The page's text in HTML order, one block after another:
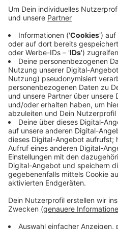
Er befindet sich in einem
selbst hatte Menschen
Hilfe. Die Menschen riefen
Krankenhaus erkannte eine
sich um den gesuchten
hatte das von der Polizei
gesehen. Der 77-jährige
geht es aber den
Donnerstagnachmittag
Großaufgebot und einem
Mann gesucht.
Anzeige